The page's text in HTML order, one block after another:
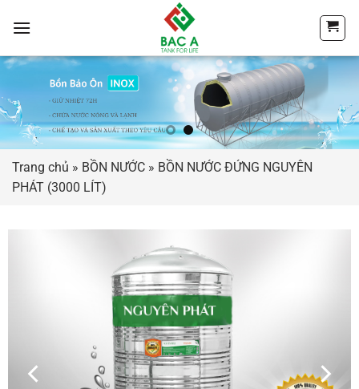
đến
dung
Trang chủ » BỒN NƯỚC » BỒN NƯỚC ĐỨNG NGUYÊN
PHÁT (3000 LÍT)